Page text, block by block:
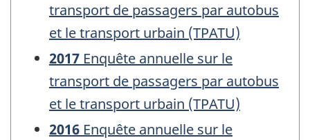
transport de passagers par autobus
et le transport urbain (TPATU)
2017 Enquête annuelle sur le
transport de passagers par autobus
et le transport urbain (TPATU)
2016 Enquête annuelle sur le